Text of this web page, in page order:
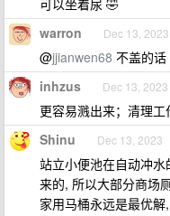
可以坐着尿 🤣
warron Dec 13, 2023
@jjianwen68 不盖的
inhzus Dec 13, 2023
更容易溅出来；清理工
Shinu Dec 13, 2023
站立小便池在自动冲
来的, 所以大部分商场
家用马桶永远是最优